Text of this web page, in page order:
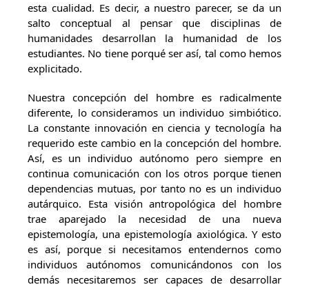
esta cualidad. Es decir, a nuestro parecer, se da un
salto conceptual al pensar que disciplinas de
humanidades desarrollan la humanidad de los
estudiantes. No tiene porqué ser así, tal como hemos
explicitado.
Nuestra concepción del hombre es radicalmente
diferente, lo consideramos un individuo simbiótico.
La constante innovación en ciencia y tecnología ha
requerido este cambio en la concepción del hombre.
Así, es un individuo autónomo pero siempre en
continua comunicación con los otros porque tienen
dependencias mutuas, por tanto no es un individuo
autárquico. Esta visión antropológica del hombre
trae aparejado la necesidad de una nueva
epistemología, una epistemología axiológica. Y esto
es así, porque si necesitamos entendernos como
individuos autónomos comunicándonos con los
demás necesitaremos ser capaces de desarrollar